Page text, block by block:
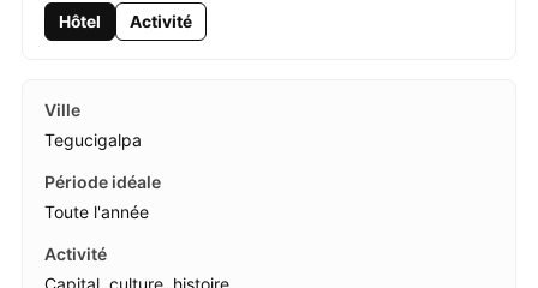
Hôtel Activité
Tegucigalpa
Toute l'année